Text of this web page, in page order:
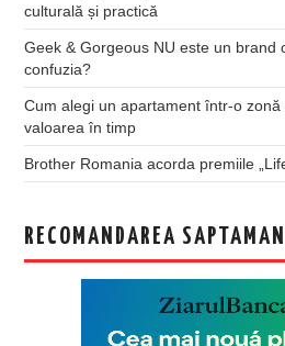
culturală și practică
Geek & Gorgeous NU este un brand
confuzia?
Cum alegi un apartament într-o
valoarea în timp
Brother Romania acorda premiile
RECOMANDAREA